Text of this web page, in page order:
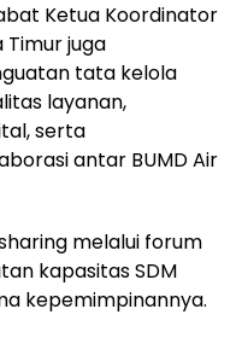
Ketua Koordinator
Timur juga
tata kelola
layanan,
serta
antar BUMD Air
melalui forum
kapasitas SDM
kepemimpinannya.